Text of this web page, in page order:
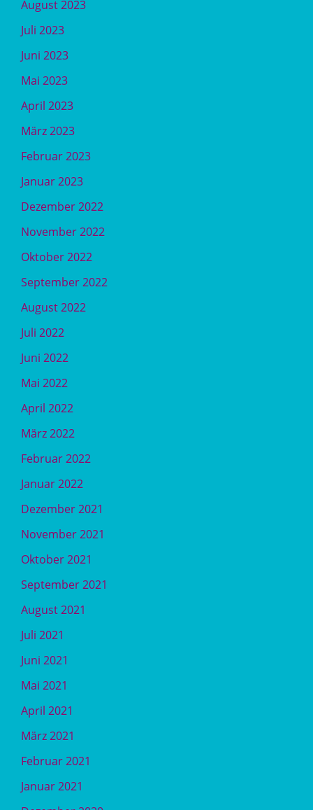
August 2023
Juli 2023
Juni 2023
Mai 2023
April 2023
März 2023
Februar 2023
Januar 2023
Dezember 2022
November 2022
Oktober 2022
September 2022
August 2022
Juli 2022
Juni 2022
Mai 2022
April 2022
März 2022
Februar 2022
Januar 2022
Dezember 2021
November 2021
Oktober 2021
September 2021
August 2021
Juli 2021
Juni 2021
Mai 2021
April 2021
März 2021
Februar 2021
Januar 2021